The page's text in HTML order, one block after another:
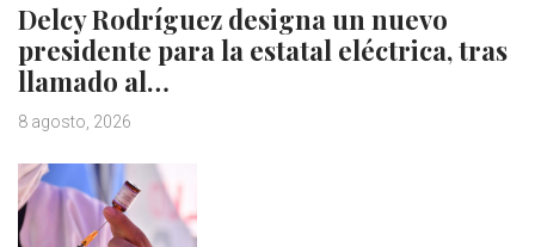
Delcy Rodríguez designa un nuevo
presidente para la estatal eléctrica, tras
llamado al…
8 agosto, 2026